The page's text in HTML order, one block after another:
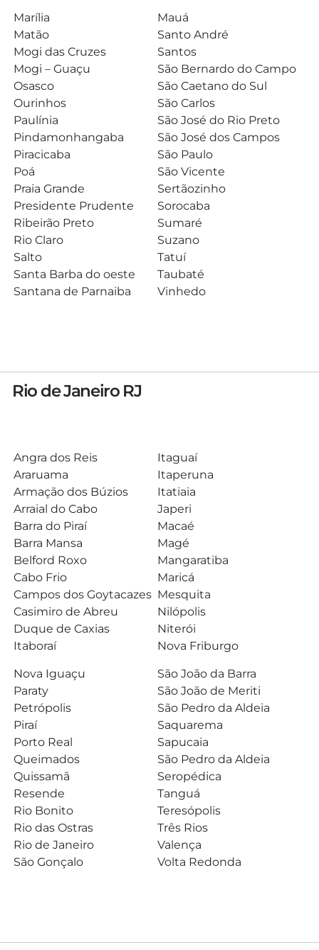
Marília
Matão
Mogi das Cruzes
Mogi – Guaçu
Osasco
Ourinhos
Paulínia
Pindamonhangaba
Piracicaba
Poá
Praia Grande
Presidente Prudente
Ribeirão Preto
Rio Claro
Salto
Santa Barba do oeste
Santana de Parnaiba
Mauá
Santo André
Santos
São Bernardo do Campo
São Caetano do Sul
São Carlos
São José do Rio Preto
São José dos Campos
São Paulo
São Vicente
Sertãozinho
Sorocaba
Sumaré
Suzano
Tatuí
Taubaté
Vinhedo
Rio de Janeiro RJ
Angra dos Reis
Araruama
Armação dos Búzios
Arraial do Cabo
Barra do Piraí
Barra Mansa
Belford Roxo
Cabo Frio
Campos dos Goytacazes
Casimiro de Abreu
Duque de Caxias
Itaboraí
Itaguaí
Itaperuna
Itatiaia
Japeri
Macaé
Magé
Mangaratiba
Maricá
Mesquita
Nilópolis
Niterói
Nova Friburgo
Nova Iguaçu
Paraty
Petrópolis
Piraí
Porto Real
Queimados
Quissamã
Resende
Rio Bonito
Rio das Ostras
Rio de Janeiro
São Gonçalo
São João da Barra
São João de Meriti
São Pedro da Aldeia
Saquarema
Sapucaia
São Pedro da Aldeia
Seropédica
Tanguá
Teresópolis
Três Rios
Valença
Volta Redonda